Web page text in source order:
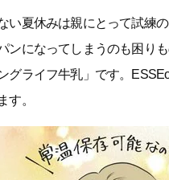
い夏休みは親にとって試練
ンになってしまうのも困り
グライフ牛乳」です。
す。